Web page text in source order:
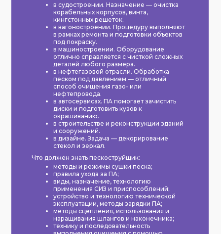
в судостроении. Назначение — очистка
корабельных корпусов, винта,
кингстонных решеток.
в вагоностроении. Процедуру выполняют
в рамках ремонта и подготовки объектов
под покраску.
в машиностроении. Оборудование
отлично справляется с чисткой сложных
деталей любого размера.
в нефтегазовой отрасли. Обработка
песком под давлением — отличный
способ очищения газо- или
нефтепровода.
в автосервисах. ПА помогает зачистить
диски и подготовить кузов к
окрашиванию.
в строительстве и реконструкции зданий
и сооружений.
в дизайне. Задача — декорирование
стекол и зеркал.​​​​​​​
Что должен знать пескоструйщик:
методы и режимы сушки песка;
правила ухода за ПА;
виды, назначение, технологию
применения СИЗ и приспособлений;
устройство и технологию технической
эксплуатации, методы зарядки ПА;
методы сцепления, использования и
наращивания шлангов и наконечника;
технику и последовательность